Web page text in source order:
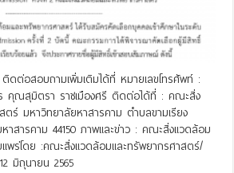
ดต่อสอบถามเพิ่มเติมได้ที่ หมายเลขโทรศัพท์ :
ร คุณสุมิตรา ราชเมืองศรี ติดต่อได้ที่ : คณะสิ่ง
ร์ มหาวิทยาลัยหาสารคาม ตำบลขามเรียง
าสารคาม 44150 ภาพและข่าว : คณะสิ่งแวดล้อม
พร่โดย :คณะสิ่งแวดล้อมและทรัพยากรศาสตร์/
มิถุนายน 2565